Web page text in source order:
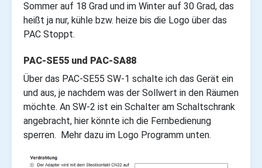
Sommer auf 18 Grad und im Winter auf 30 Grad, das
heißt ja nur, kühle bzw. heize bis die Logo über das
PAC Stoppt.
PAC-SE55 und PAC-SA88
Über das PAC-SE55 SW-1 schalte ich das Gerät ein
und aus, je nachdem was der Sollwert in den Räumen
möchte. An SW-2 ist ein Schalter am Schaltschrank
angebracht, hier könnte ich die Fernbedienung
sperren. Mehr dazu im Logo Programm unten.